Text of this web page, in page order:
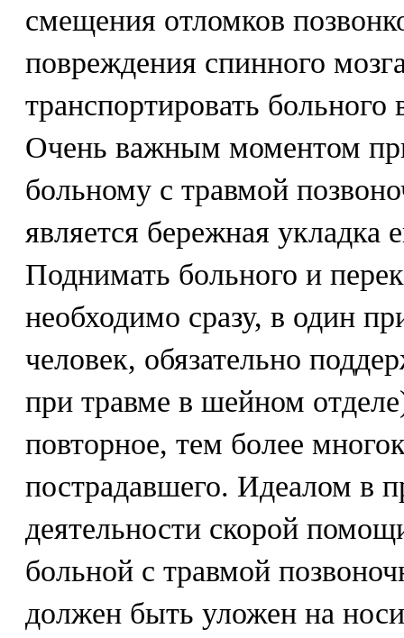
смещения отломков
повреждения спинного
транспортировать
Очень важным моментом
больному с травмой
является бережная укладка
Поднимать больного и
необходимо сразу, в один
человек, обязательно
при травме в шейном
повторное, тем более
пострадавшего. Идеалом в
деятельности скорой
больной с травмой
должен быть уложен на